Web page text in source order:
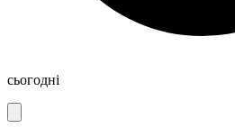
сьогодні